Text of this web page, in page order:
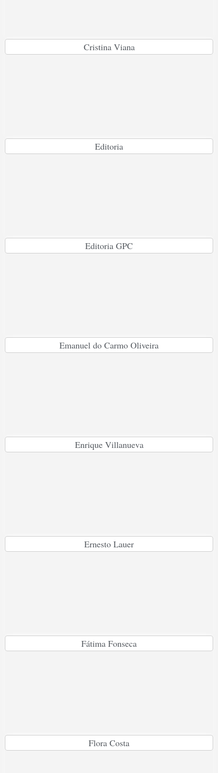
Cristina Viana
Editoria
Editoria GPC
Emanuel do Carmo Oliveira
Enrique Villanueva
Ernesto Lauer
Fátima Fonseca
Flora Costa